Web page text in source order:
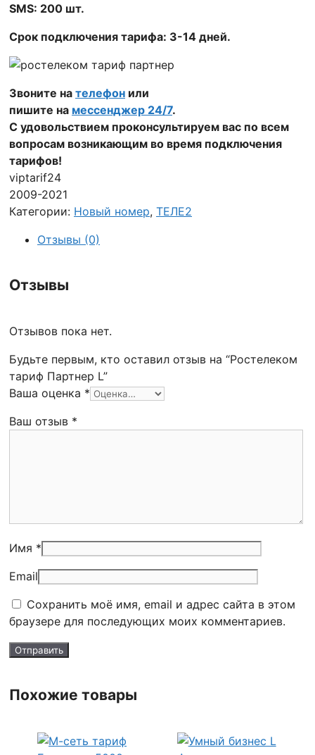
SMS: 200 шт.
Срок подключения тарифа: 3-14 дней.
Звоните на телефон или
пишите на мессенджер 24/7.
С удовольствием проконсультируем вас по всем
вопросам возникающим во время подключения
тарифов!
viptarif24
2009-2021
Категории: Новый номер, ТЕЛЕ2
Отзывы (0)
Отзывы
Отзывов пока нет.
Будьте первым, кто оставил отзыв на “Ростелеком
тариф Партнер L”
Ваша оценка *
Ваш отзыв *
Имя *
Email
Сохранить моё имя, email и адрес сайта в этом
браузере для последующих моих комментариев.
Похожие товары